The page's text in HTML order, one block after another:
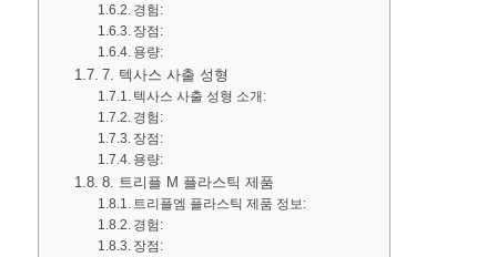
경험:
장점:
용량:
7. 텍사스 사출 성형
텍사스 사출 성형 소개:
경험:
장점:
용량:
8. 트리플 M 플라스틱 제품
트리플엠 플라스틱 제품 정보:
경험:
장점: